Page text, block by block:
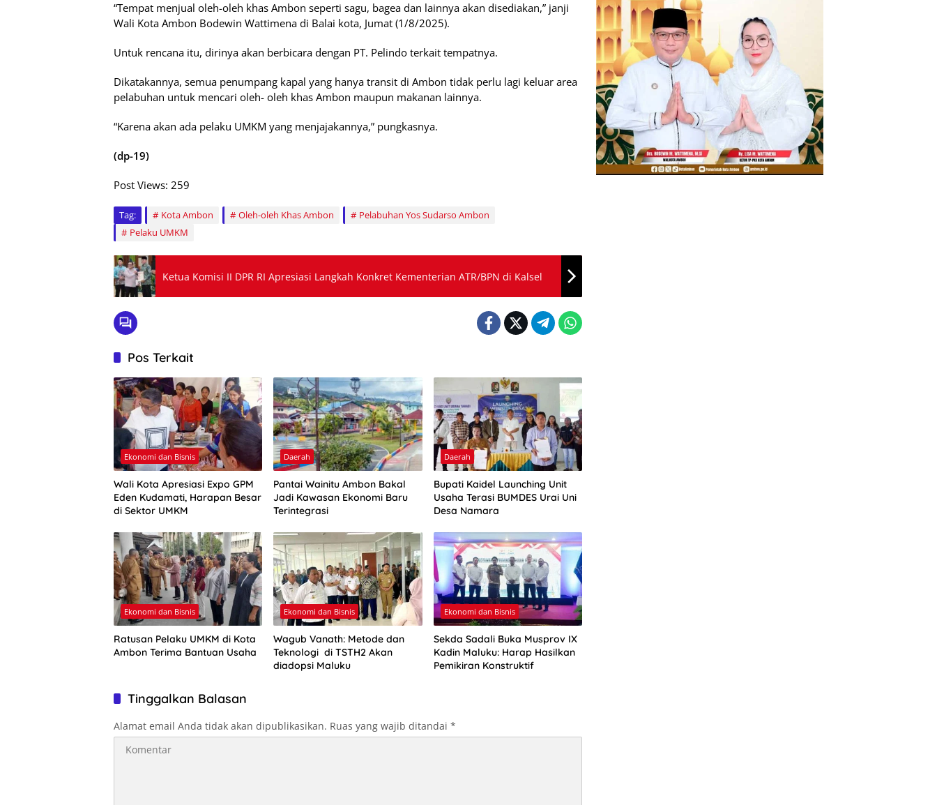
“Tempat menjual oleh-oleh khas Ambon seperti sagu, bagea dan lainnya akan disediakan,” janji
Wali Kota Ambon Bodewin Wattimena di Balai kota, Jumat (1/8/2025).
Untuk rencana itu, dirinya akan berbicara dengan PT. Pelindo terkait tempatnya.
Dikatakannya, semua penumpang kapal yang hanya transit di Ambon tidak perlu lagi keluar area
pelabuhan untuk mencari oleh- oleh khas Ambon maupun makanan lainnya.
“Karena akan ada pelaku UMKM yang menjajakannya,” pungkasnya.
(dp-19)
Post Views: 259
Tag: Kota Ambon Oleh-oleh Khas Ambon
Pelabuhan Yos Sudarso Ambon
Pelaku UMKM
Ketua Komisi II DPR RI Apresiasi Langkah Konkret Kementerian ATR/BPN di Kalsel
Pos Terkait
Ekonomi dan Bisnis
Wali Kota Apresiasi Expo GPM
Eden Kudamati, Harapan Besar
di Sektor UMKM
Daerah
Pantai Wainitu Ambon Bakal
Jadi Kawasan Ekonomi Baru
Terintegrasi
Daerah
Bupati Kaidel Launching Unit
Usaha Terasi BUMDES Urai Uni
Desa Namara
Ekonomi dan Bisnis
Ratusan Pelaku UMKM di Kota
Ambon Terima Bantuan Usaha
Ekonomi dan Bisnis
Wagub Vanath: Metode dan
Teknologi di TSTH2 Akan
diadopsi Maluku
Ekonomi dan Bisnis
Sekda Sadali Buka Musprov IX
Kadin Maluku: Harap Hasilkan
Pemikiran Konstruktif
Tinggalkan Balasan
Alamat email Anda tidak akan dipublikasikan. Ruas yang wajib ditandai *